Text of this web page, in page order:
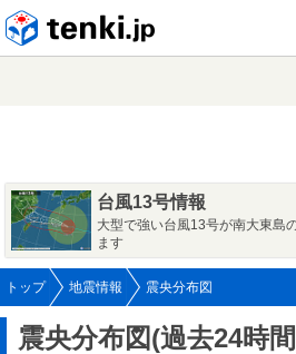
台風13号情報
大型で強い台風13号が南大東島
ます
トップ 地震情報 震央分布図
震央分布図(過去24時